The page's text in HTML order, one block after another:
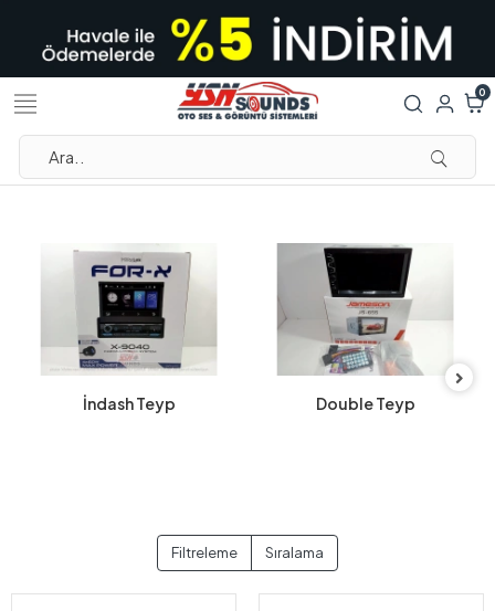
0
İndash Teyp Double Teyp
Filtreleme Sıralama